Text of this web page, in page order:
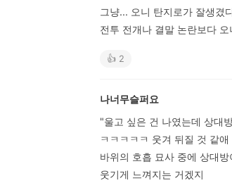
그냥... 오니 탄지로가 잘생겼
전투 전개나 결말 논란보다
👍 2
나너무슬퍼요
"울고 싶은 건 나였는데 상대
ㅋㅋㅋㅋㅋ 웃겨 뒤질 것 같
바위의 호흡 묘사 중에 상대
웃기게 느껴지는 거겠지